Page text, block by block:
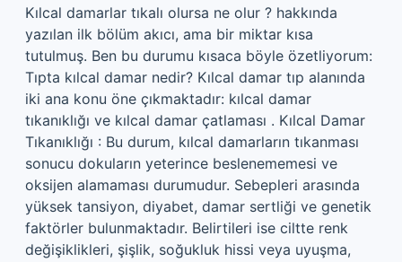
Kılcal damarlar tıkalı olursa ne olur ? hakkında
yazılan ilk bölüm akıcı, ama bir miktar kısa
tutulmuş. Ben bu durumu kısaca böyle özetliyorum:
Tıpta kılcal damar nedir? Kılcal damar tıp alanında
iki ana konu öne çıkmaktadır: kılcal damar
tıkanıklığı ve kılcal damar çatlaması . Kılcal Damar
Tıkanıklığı : Bu durum, kılcal damarların tıkanması
sonucu dokuların yeterince beslenememesi ve
oksijen alamaması durumudur. Sebepleri arasında
yüksek tansiyon, diyabet, damar sertliği ve genetik
faktörler bulunmaktadır. Belirtileri ise ciltte renk
değişiklikleri, şişlik, soğukluk hissi veya uyuşma,